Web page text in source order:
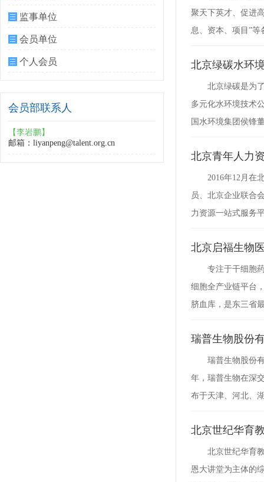
监事单位
会员单位
个人会员
会员部联系人
【李岩鹏】
邮箱：liyanpeng@talent.org.cn
聚天下英才、促进
息、资本、项目”
北京绿碳水环
北京绿碳是为
多元化水环境技术
国水环境集团侯锋
北京青年人力
2016年12月在
员、北京企业联合
力资源一站式服务
北京启福生物
专注于干细胞
细胞全产业链平台
脐血库，是东三省
瑞普生物股份
瑞普生物股份
年，瑞普生物在深
布于天津、河北、
北京世纪华育
北京世纪华育
恩大讲堂为主体的